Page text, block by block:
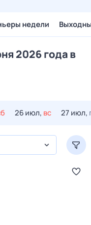
недели
2026 года в
26 июл, вс 27 июл,